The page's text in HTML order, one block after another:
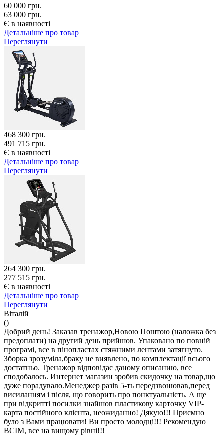
60 000 грн.
63 000 грн.
Є в наявності
Детальніше про товар
Переглянути
468 300 грн.
491 715 грн.
Є в наявності
Детальніше про товар
Переглянути
264 300 грн.
277 515 грн.
Є в наявності
Детальніше про товар
Переглянути
Віталій
()
Добрий день! Заказав тренажор,Новою Поштою (наложка без
предоплати) на другий день прийшов. Упаковано по повній
програмі, все в пінопластах стяжними лентами затягнуто.
Зборка зрозуміла,браку не виявлено, по комплектації всього
достатньо. Тренажор відповідає даному описанию, все
сподобалось. Интернет магазин зробив скидочку на товар,що
дуже порадувало.Менеджер разів 5-ть передзвонював,перед
висиланням і після, що говорить про понктуальність. А ще
при відкритті посилки знайшов пластикову карточку VIP-
карта постійного клієнта, неожиданно! Дякую!!! Приємно
було з Вами працювати! Ви просто молодці!!! Рекомендую
ВСІМ, все на вищому рівні!!!